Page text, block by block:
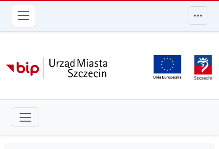
przejdź do głównego menu